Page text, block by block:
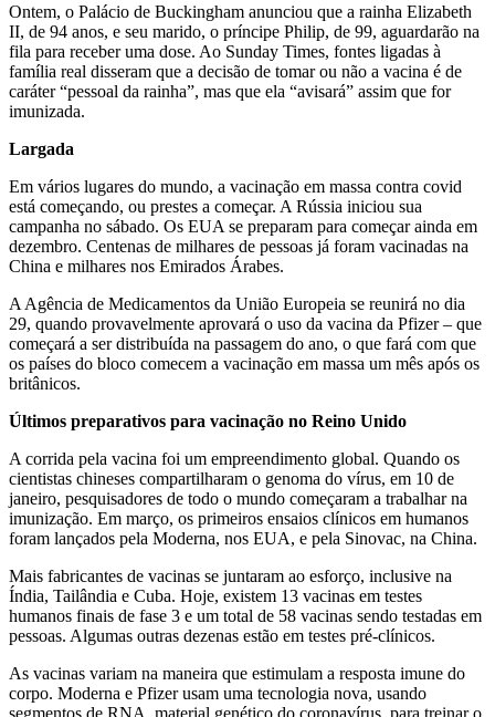
Ontem, o Palácio de Buckingham anunciou que a rainha Elizabeth
II, de 94 anos, e seu marido, o príncipe Philip, de 99, aguardarão na
fila para receber uma dose. Ao Sunday Times, fontes ligadas à
família real disseram que a decisão de tomar ou não a vacina é de
caráter “pessoal da rainha”, mas que ela “avisará” assim que for
imunizada.
Largada
Em vários lugares do mundo, a vacinação em massa contra covid
está começando, ou prestes a começar. A Rússia iniciou sua
campanha no sábado. Os EUA se preparam para começar ainda em
dezembro. Centenas de milhares de pessoas já foram vacinadas na
China e milhares nos Emirados Árabes.
A Agência de Medicamentos da União Europeia se reunirá no dia
29, quando provavelmente aprovará o uso da vacina da Pfizer – que
começará a ser distribuída na passagem do ano, o que fará com que
os países do bloco comecem a vacinação em massa um mês após os
britânicos.
Últimos preparativos para vacinação no Reino Unido
A corrida pela vacina foi um empreendimento global. Quando os
cientistas chineses compartilharam o genoma do vírus, em 10 de
janeiro, pesquisadores de todo o mundo começaram a trabalhar na
imunização. Em março, os primeiros ensaios clínicos em humanos
foram lançados pela Moderna, nos EUA, e pela Sinovac, na China.
Mais fabricantes de vacinas se juntaram ao esforço, inclusive na
Índia, Tailândia e Cuba. Hoje, existem 13 vacinas em testes
humanos finais de fase 3 e um total de 58 vacinas sendo testadas em
pessoas. Algumas outras dezenas estão em testes pré-clínicos.
As vacinas variam na maneira que estimulam a resposta imune do
corpo. Moderna e Pfizer usam uma tecnologia nova, usando
segmentos de RNA, material genético do coronavírus, para treinar o